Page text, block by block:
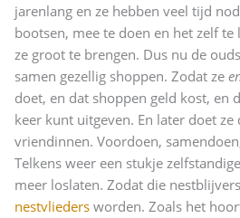
jarenlang en ze hebben veel tijd
bootsen, mee te doen en het zelf te
ze groot te brengen. Dus nu de
samen gezellig shoppen. Zodat ze
doet, en dat shoppen geld kost, en
keer kunt uitgeven. En later doet ze
vriendinnen. Voordoen,
Telkens weer een stukje
meer loslaten. Zodat die
nestvlieders worden. Zoals het